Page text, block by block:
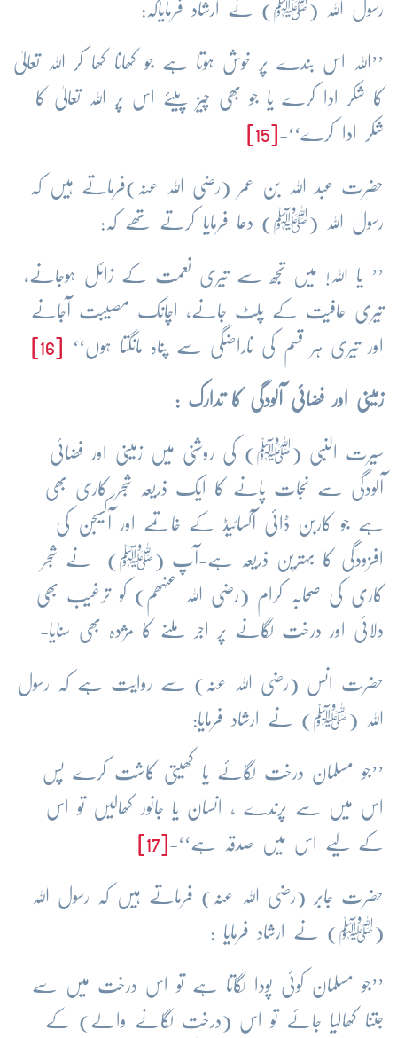
رسول اللہ ( ﷺ ) نے ارشاد فرمایاکہ:
’’اللہ اس بندے پر خوش ہوتا ہے جو کھانا کھا کر اللہ تعالیٰ
کا شکر ادا کرے یا جو بھی چیز پیئے اس پر اللہ تعالیٰ کا
شکر ادا کرے‘‘-
حضرت عبد اللہ بن عمر (رضی اللہ عنہ)فرماتے ہیں کہ
رسول اللہ ( ﷺ ) دعا فرمایا کرتے تھے کہ:
’’ یا اللہ! میں تجھ سے تیری نعمت کے زائل ہوجانے،
تیری عافیت کے پلٹ جانے، اچانک مصیبت آجانے
اور تیری ہر قسم کی ناراضگی سے پناہ مانگتا ہوں‘‘-
زمینی اور فضائی آلودگی کا تدارک :
سیرت النبی ( ﷺ ) کی روشنی میں زمینی اور فضائی
آلودگی سے نجات پانے کا ایک ذریعہ شجر کاری بھی
ہے جو کاربن ڈائی آکسائیڈ کے خاتمے اور آکسیجن کی
افزودگی کا بہترین ذریعہ ہے-آپ ( ﷺ ) نے شجر
کاری کی صحابہ کرام (رضی اللہ عنہھم) کو ترغیب بھی
دلائی اور درخت لگانے پر اجر ملنے کا مژدہ بھی سنایا-
حضرت انس (رضی اللہ عنہ) سے روایت ہے کہ رسول
اللہ (ﷺ) نے ارشاد فرمایا:
’’جو مسلمان درخت لگائے یا کھیتی کاشت کرے پس
اس میں سے پرندے ، انسان یا جانور کھالیں تو اس
کے لیے اس میں صدقہ ہے‘‘-
حضرت جابر (رضی اللہ عنہ) فرماتے ہیں کہ رسول اللہ
(ﷺ) نے ارشاد فرمایا :
’’جو مسلمان کوئی پودا لگاتا ہے تو اس درخت میں سے
جتنا کھالیا جائے تو اس (درخت لگانے والے) کے